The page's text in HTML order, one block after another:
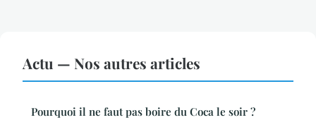
Actu — Nos autres articles
Pourquoi il ne faut pas boire du Coca le soir ?